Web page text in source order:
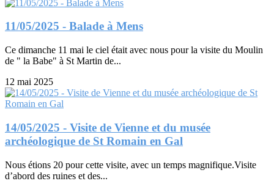
11/05/2025 - Balade à Mens
Ce dimanche 11 mai le ciel était avec nous pour la visite du Moulin
de " la Babe" à St Martin de...
12 mai 2025
14/05/2025 - Visite de Vienne et du musée
archéologique de St Romain en Gal
Nous étions 20 pour cette visite, avec un temps magnifique.Visite
d’abord des ruines et des...